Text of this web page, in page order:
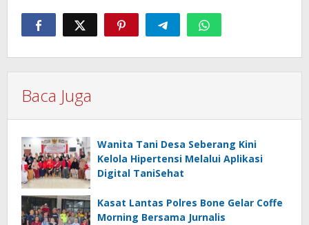
Baca Juga
Wanita Tani Desa Seberang Kini
Kelola Hipertensi Melalui Aplikasi
Digital TaniSehat
Kasat Lantas Polres Bone Gelar Coffe
Morning Bersama Jurnalis